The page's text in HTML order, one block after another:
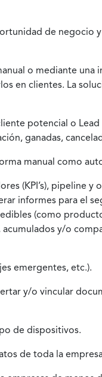
de negocio
o mediante una
en clientes. La
potencial o
ganadas,
manual como
(KPI’s), pipeline y
informes para el
(como
acumulados y/o
emergentes, etc.).
y/o vincular
de dispositivos.
de toda la